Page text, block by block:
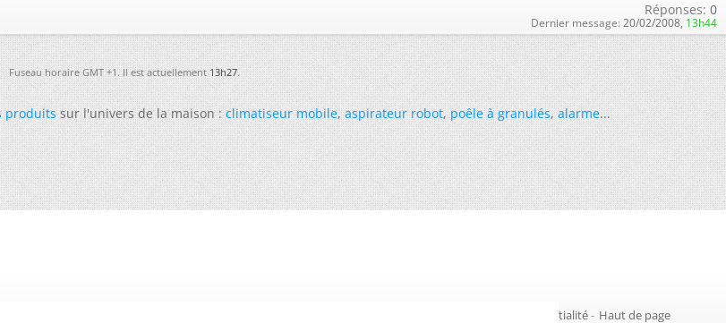
Réponses: 0
Dernier message: 20/02/2008, 13h44
Fuseau horaire GMT +1. Il est actuellement13h27.
produitssur l'univers de la maison :climatiseur mobile,aspirateur robot,poêle à granulés,alarme...
Politique de confidentialité- Haut de page